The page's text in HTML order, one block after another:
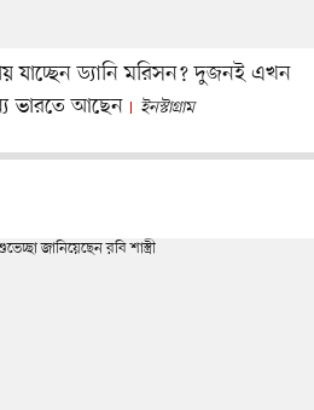
যাচ্ছেন ড্যানি মরিসন? দুজনই এখন
ভারতে আছেন
ইনস্টাগ্রাম